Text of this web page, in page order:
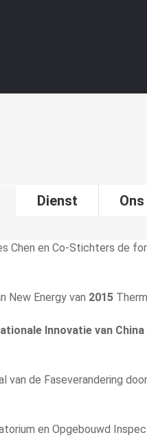
Dienst
Chen en Co-Stichters de
New Energy van 2015
Innovatie van
van de Faseverandering
en Opgebouwd